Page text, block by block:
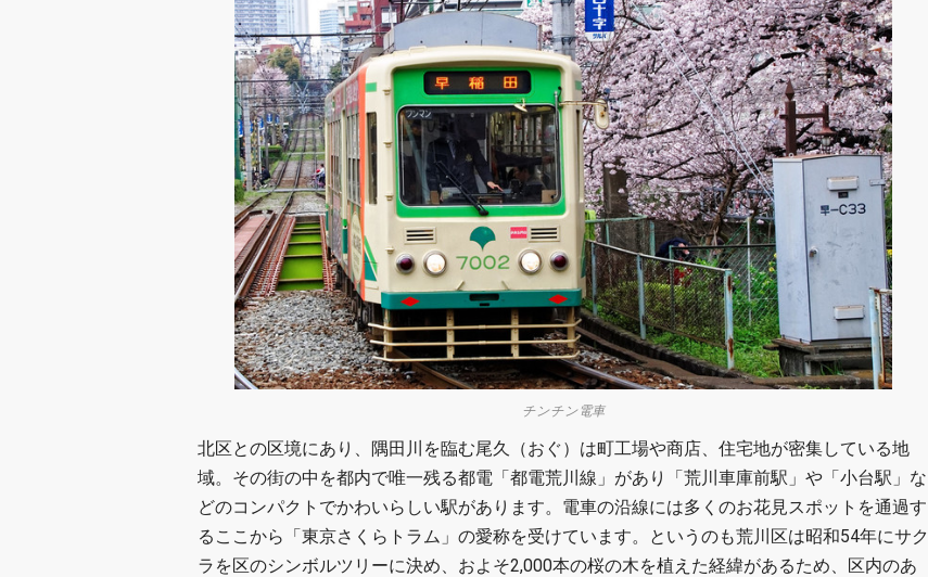
チンチン電車
北区との区境にあり、隅田川を臨む尾久（おぐ）は町工場や商店、住宅地が密集している地
域。その街の中を都内で唯一残る都電「都電荒川線」があり「荒川車庫前駅」や「小台駅」な
どのコンパクトでかわいらしい駅があります。電車の沿線には多くのお花見スポットを通過す
るここから「東京さくらトラム」の愛称を受けています。というのも荒川区は昭和54年にサク
ラを区のシンボルツリーに決め、およそ2,000本の桜の木を植えた経緯があるため、区内のあ